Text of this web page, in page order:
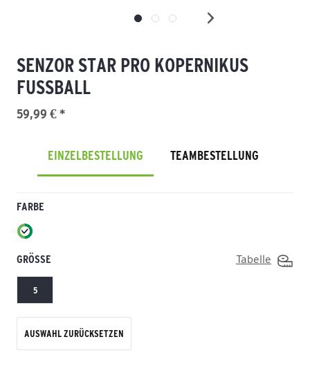
SENZOR STAR PRO KOPERNIKUS
FUSSBALL
59,99 € *
EINZELBESTELLUNG TEAMBESTELLUNG
FARBE
GRÖSSE Tabelle
5
AUSWAHL ZURÜCKSETZEN